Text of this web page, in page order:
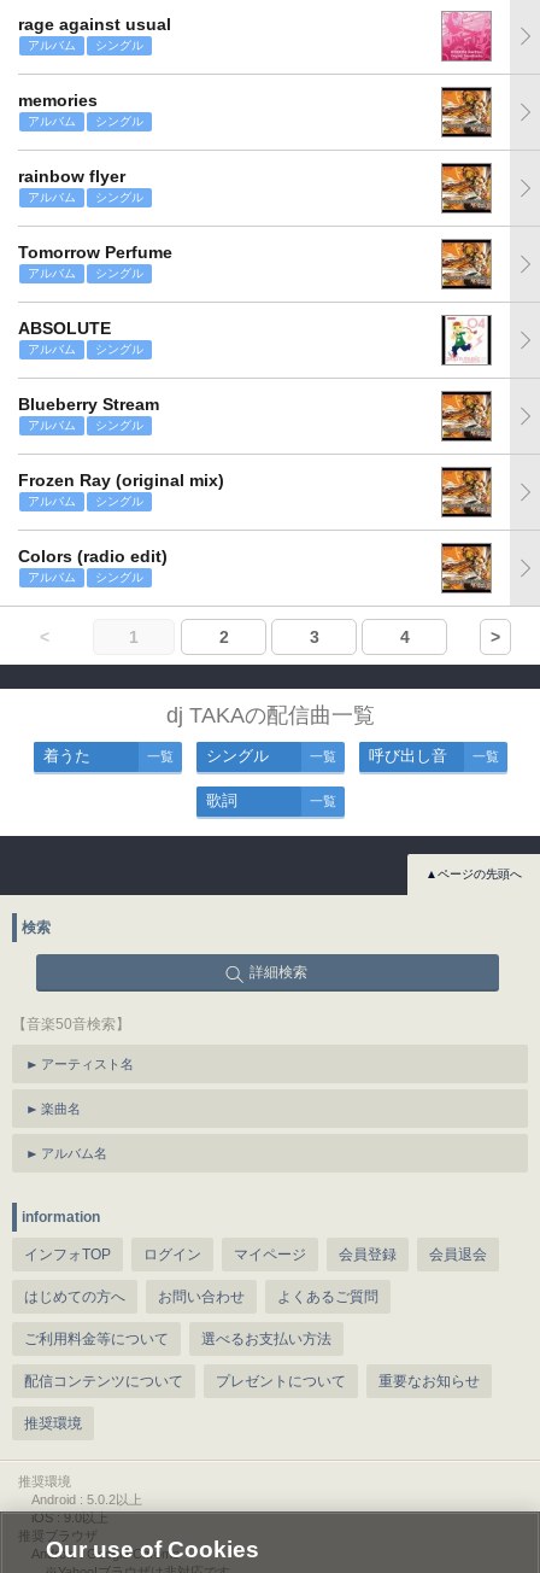
rage against usual
アルバム シングル
memories
アルバム シングル
rainbow flyer
アルバム シングル
Tomorrow Perfume
アルバム シングル
ABSOLUTE
アルバム シングル
Blueberry Stream
アルバム シングル
Frozen Ray (original mix)
アルバム シングル
Colors (radio edit)
アルバム シングル
< 1 2 3 4 >
dj TAKAの配信曲一覧
着うた 一覧 シングル 一覧 呼び出し音 一覧
歌詞 一覧
▲ページの先頭へ
検索
詳細検索
【音楽50音検索】
アーティスト名
楽曲名
アルバム名
information
インフォTOP ログイン マイページ 会員登録 会員退会
はじめての方へ お問い合わせ よくあるご質問
ご利用料金等について 選べるお支払い方法
配信コンテンツについて プレゼントについて 重要なお知らせ
推奨環境
推奨環境
Android : 5.0.2以上
iOS : 9.0以上
推奨ブラウザ
Android : Google Chrome
Our use of Cookies